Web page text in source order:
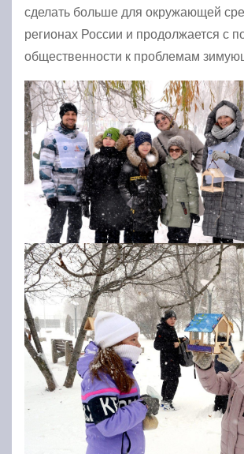
сделать больше для окружающей
регионах России и продолжается с
общественности к проблемам